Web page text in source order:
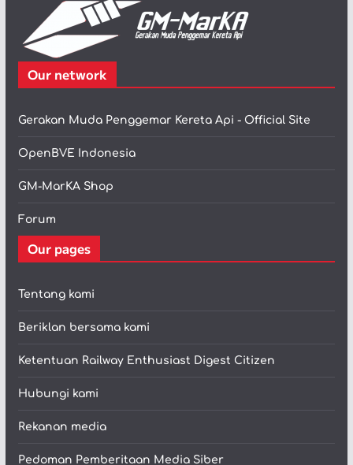
Our network
Gerakan Muda Penggemar Kereta Api - Official Site
OpenBVE Indonesia
GM-MarKA Shop
Forum
Our pages
Tentang kami
Beriklan bersama kami
Ketentuan Railway Enthusiast Digest Citizen
Hubungi kami
Rekanan media
Pedoman Pemberitaan Media Siber